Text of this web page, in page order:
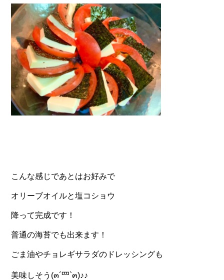
こんな感じであとはお好みで
オリーブオイルと塩コショウ
降って完成です！
普通の海苔でも出来ます！
ごま油やチョレギサラダのドレッシングも
美味しそう(๓´罒`๓)♪♪